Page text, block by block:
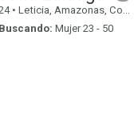
y la conexión
Soy sencilla,
sincera, y creo que la
• Leticia, Amazonas, Colombia
Buscando: Mujer 23 - 50